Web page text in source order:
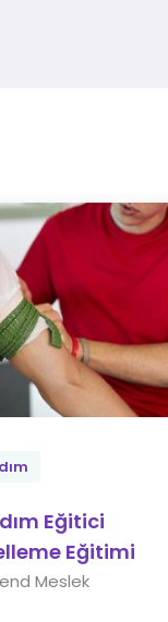
Eğitici
Eğitimi
Meslek